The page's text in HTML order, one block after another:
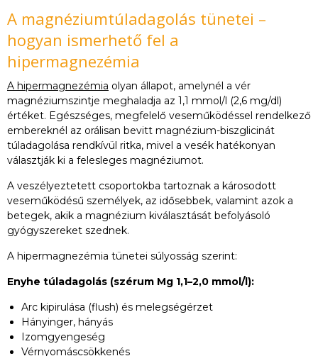
A magnéziumtúladagolás tünetei –
hogyan ismerhető fel a
hipermagnezémia
A hipermagnezémia olyan állapot, amelynél a vér
magnéziumszintje meghaladja az 1,1 mmol/l (2,6 mg/dl)
értéket. Egészséges, megfelelő veseműködéssel rendelkező
embereknél az orálisan bevitt magnézium-biszglicinát
túladagolása rendkívül ritka, mivel a vesék hatékonyan
választják ki a felesleges magnéziumot.
A veszélyeztetett csoportokba tartoznak a károsodott
veseműködésű személyek, az idősebbek, valamint azok a
betegek, akik a magnézium kiválasztását befolyásoló
gyógyszereket szednek.
A hipermagnezémia tünetei súlyosság szerint:
Enyhe túladagolás (szérum Mg 1,1–2,0 mmol/l):
Arc kipirulása (flush) és melegségérzet
Hányinger, hányás
Izomgyengeség
Vérnyomáscsökkenés